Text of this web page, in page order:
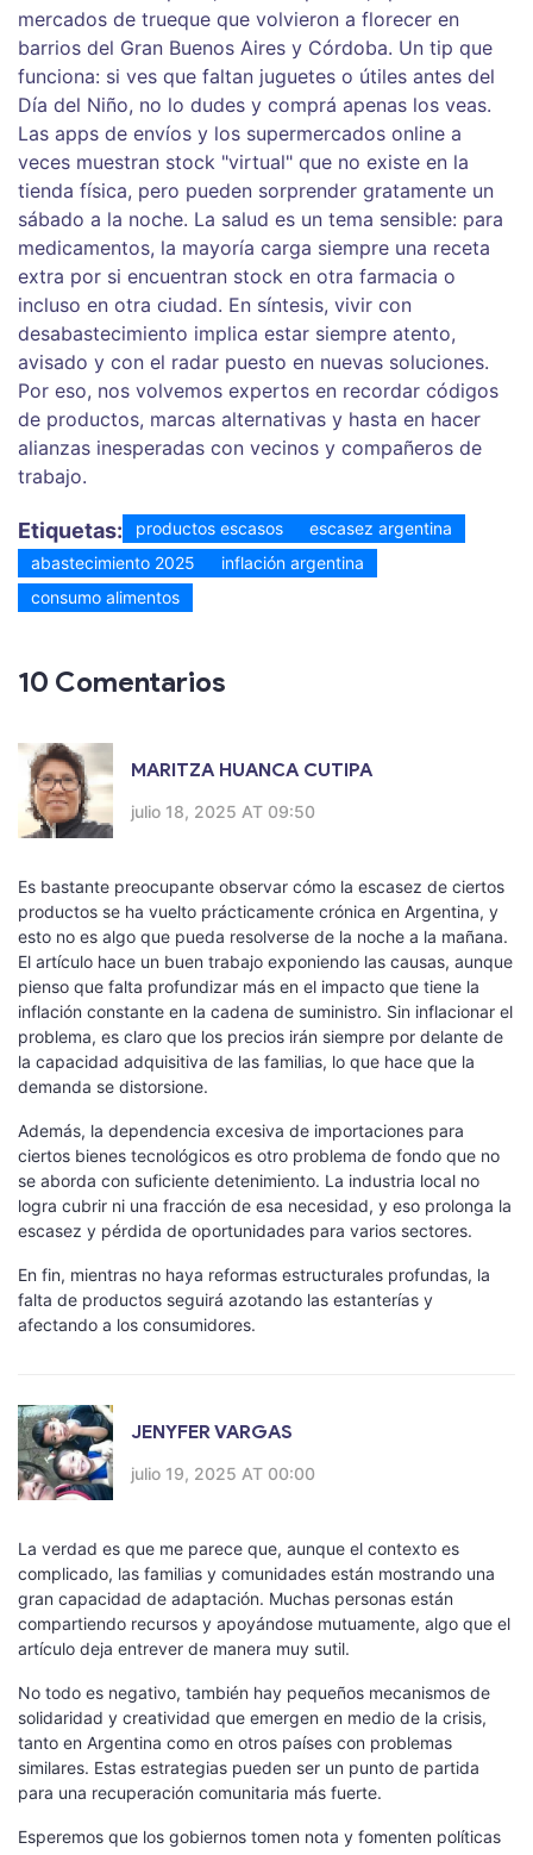
mercados de trueque que volvieron a florecer en
barrios del Gran Buenos Aires y Córdoba. Un tip que
funciona: si ves que faltan juguetes o útiles antes del
Día del Niño, no lo dudes y comprá apenas los veas.
Las apps de envíos y los supermercados online a
veces muestran stock "virtual" que no existe en la
tienda física, pero pueden sorprender gratamente un
sábado a la noche. La salud es un tema sensible: para
medicamentos, la mayoría carga siempre una receta
extra por si encuentran stock en otra farmacia o
incluso en otra ciudad. En síntesis, vivir con
desabastecimiento implica estar siempre atento,
avisado y con el radar puesto en nuevas soluciones.
Por eso, nos volvemos expertos en recordar códigos
de productos, marcas alternativas y hasta en hacer
alianzas inesperadas con vecinos y compañeros de
trabajo.
Etiquetas: productos escasos
escasez argentina
abastecimiento 2025
inflación argentina
consumo alimentos
10 Comentarios
MARITZA HUANCA CUTIPA
julio 18, 2025 AT 09:50
Es bastante preocupante observar cómo la escasez de ciertos
productos se ha vuelto prácticamente crónica en Argentina, y
esto no es algo que pueda resolverse de la noche a la mañana.
El artículo hace un buen trabajo exponiendo las causas, aunque
pienso que falta profundizar más en el impacto que tiene la
inflación constante en la cadena de suministro. Sin inflacionar el
problema, es claro que los precios irán siempre por delante de
la capacidad adquisitiva de las familias, lo que hace que la
demanda se distorsione.
Además, la dependencia excesiva de importaciones para
ciertos bienes tecnológicos es otro problema de fondo que no
se aborda con suficiente detenimiento. La industria local no
logra cubrir ni una fracción de esa necesidad, y eso prolonga la
escasez y pérdida de oportunidades para varios sectores.
En fin, mientras no haya reformas estructurales profundas, la
falta de productos seguirá azotando las estanterías y
afectando a los consumidores.
JENYFER VARGAS
julio 19, 2025 AT 00:00
La verdad es que me parece que, aunque el contexto es
complicado, las familias y comunidades están mostrando una
gran capacidad de adaptación. Muchas personas están
compartiendo recursos y apoyándose mutuamente, algo que el
artículo deja entrever de manera muy sutil.
No todo es negativo, también hay pequeños mecanismos de
solidaridad y creatividad que emergen en medio de la crisis,
tanto en Argentina como en otros países con problemas
similares. Estas estrategias pueden ser un punto de partida
para una recuperación comunitaria más fuerte.
Esperemos que los gobiernos tomen nota y fomenten políticas